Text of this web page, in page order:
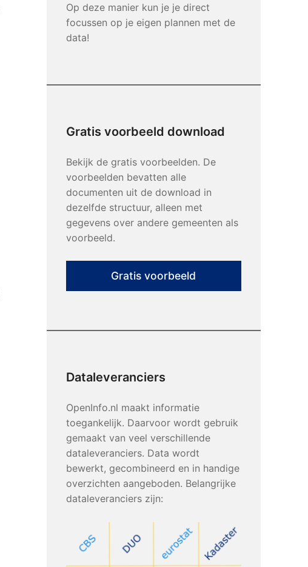
Op deze manier kun je je direct
focussen op je eigen plannen met de
data!
Gratis voorbeeld download
Bekijk de gratis voorbeelden. De
voorbeelden bevatten alle
documenten uit de download in
dezelfde structuur, alleen met
gegevens over andere gemeenten als
voorbeeld.
Gratis voorbeeld
Dataleveranciers
OpenInfo.nl maakt informatie
toegankelijk. Daarvoor wordt gebruik
gemaakt van veel verschillende
dataleveranciers. Data wordt
bewerkt, gecombineerd en in handige
overzichten aangeboden. Belangrijke
dataleveranciers zijn: